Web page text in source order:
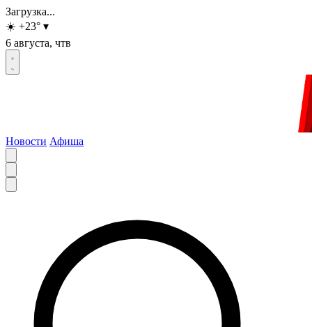
Загрузка...
☀️ +23° ▾
6 августа, чтв
Новости Афиша